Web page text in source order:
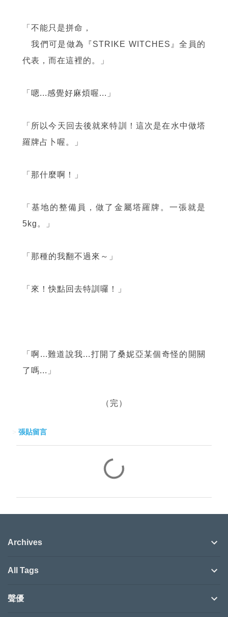
「不能只是拼命，
我們可是做為『STRIKE WITCHES』全員的
代表，而在這裡的。」
「嗯...感覺好麻煩喔...」
「所以今天回去後就來特訓！這次是在水中做塔
羅牌占卜喔。」
「那什麼啊！」
「基地的整備員，做了金屬塔羅牌。一張就是
5kg。」
「那種的我翻不過來～」
「來！快點回去特訓囉！」
「啊...難道說我...打開了桑妮亞某個奇怪的開關
了嗎...」
（完）
張貼留言
Archives
All Tags
聲優